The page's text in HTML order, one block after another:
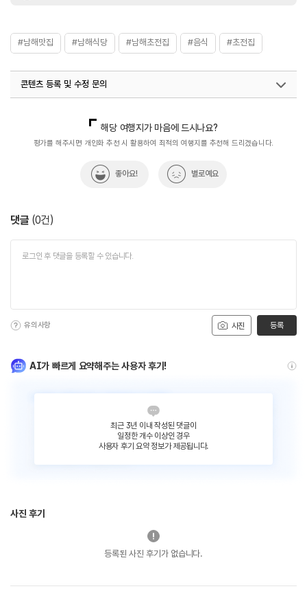
#남해맛집 #남해식당 #남해초전집 #음식 #초전집
콘텐츠 등록 및 수정 문의
해당 여행지가 마음에 드시나요?
평가를 해주시면 개인화 추천 시 활용하여 최적의 여행지를 추천해 드리겠습니다.
좋아요! 별로예요
댓글 (0건)
사진
유의사항 등록
AI가 빠르게 요약해주는 사용자 후기!
최근 3년 이내 작성된 댓글이
일정한 개수 이상인 경우
사용자 후기 요약 정보가 제공됩니다.
사진 후기
등록된 사진 후기가 없습니다.